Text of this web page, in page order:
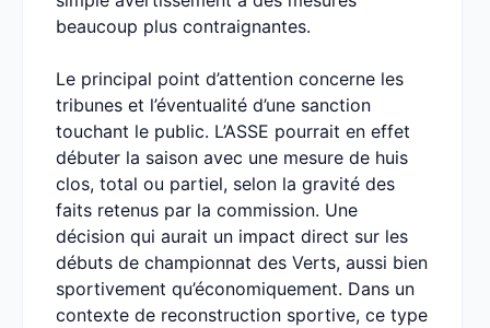
beaucoup plus contraignantes.
Le principal point d’attention concerne les
tribunes et l’éventualité d’une sanction
touchant le public. L’ASSE pourrait en effet
débuter la saison avec une mesure de huis
clos, total ou partiel, selon la gravité des
faits retenus par la commission. Une
décision qui aurait un impact direct sur les
débuts de championnat des Verts, aussi bien
sportivement qu’économiquement. Dans un
contexte de reconstruction sportive, ce type